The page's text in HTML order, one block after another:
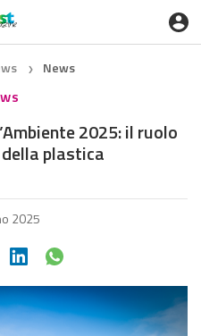
❯ News
2025: il ruolo
plastica
2025